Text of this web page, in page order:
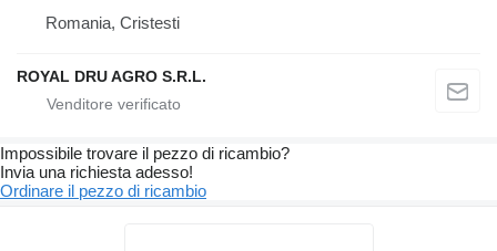
Romania, Cristesti
ROYAL DRU AGRO S.R.L.
Impossibile trovare il pezzo di ricambio?
Invia una richiesta adesso!
Ordinare il pezzo di ricambio